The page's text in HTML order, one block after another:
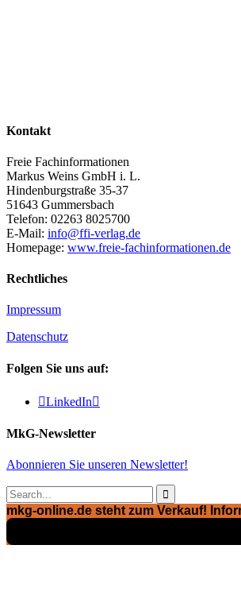
Kontakt
Freie Fachinformationen
Markus Weins GmbH i. L.
Hindenburgstraße 35-37
51643 Gummersbach
Telefon: 02263 8025700
E-Mail: info@ffi-verlag.de
Homepage: www.freie-fachinformationen.de
Rechtliches
Impressum
Datenschutz
Folgen Sie uns auf:
LinkedIn
MkG-Newsletter
Abonnieren Sie unseren Newsletter!

mkg-online.de steht zum Verkauf!